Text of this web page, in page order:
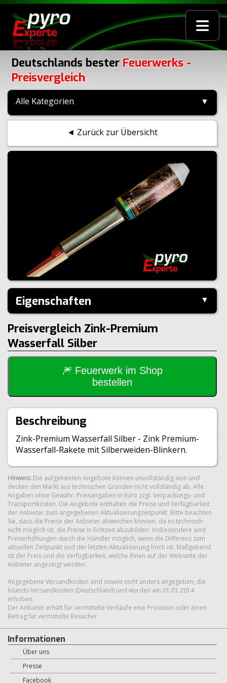
≡
Deutschlands bester Feuerwerks -
Preisvergleich
Alle Kategorien ▼
◄ Zurück zur Übersicht
Eigenschaften ▼
Hersteller:
Zink-Feuerwerk
Inhalt je Pack:
1 Stück
Inhalt je VE:
1 Stück
Gewicht Brutto:
75g
1.4S
BAM-PII-2567
Preisvergleich Zink-Premium
Wasserfall Silber
🎆 Feuerwerk im Shop
bestellen
Beschreibung
Zink-Premium Wasserfall Silber - Zink Premium-
Wasserfall-Rakete mit Silberweiden-Blinkern.
Hinweis: Die aufgelisteten Angebote können unvollständig sein und
decken den Markt aus technischen Gründen nicht vollständig ab. Alle
Angaben ohne Gewähr. Preisangaben in Euro zzgl. Verpackungs- und
Transportkosten. Die Angebote enthalten die Preise und Verfügbarkeit
der Anbieter zum angegebenen Aktualisierungzeitpunkt. Bitte beachten
Sie, dass die Preise der Anbieter abweichen können, da es technisch
nicht möglich ist, die Preise in Echtzeit abzubilden. Insbesondere sind
Preiserhöhungen durch die Händler möglich, wenn die Differenz zum
aktuellen Zeitpunkt und der letzten Aktualisierung hoch ist. Maßgebend
ist der Preis und die Verfügbarkeit, welche Ihnen auf der Webseite der
Anbieter angezeigt werden.
Angegebene Versandkosten sind soweit nicht anders angegeben, die
Inlands-Versandkosten (Deutschland) und wurden am 01.01.2014
erhoben.
Der Anbieter erhält für vermittelte Verkäufe eine Provision oder einen
Betrag für vermittelte Besucher.
Informationen
Über uns
Presse
Facebook